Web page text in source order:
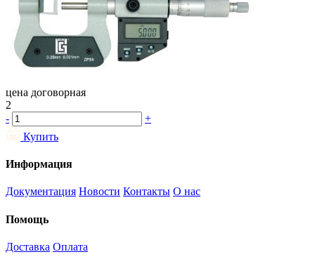
цена договорная
2
-
+
Купить
Информация
Документация Новости Контакты О нас
Помощь
Доставка Оплата